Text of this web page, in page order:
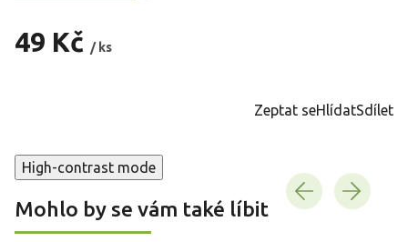
49 Kč / ks
Zeptat seHlídatSdílet
High-contrast mode
Mohlo by se vám také líbit